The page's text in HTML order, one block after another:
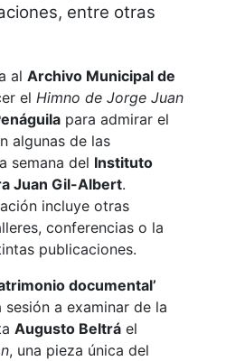
entre otras
al Archivo Municipal de
el Himno de Jorge Juan
para admirar el
algunas de las
semana del Instituto
Juan Gil-Albert.
incluye otras
conferencias o la
publicaciones.
documental’
a examinar de la
Augusto Beltrá el
, una pieza única del